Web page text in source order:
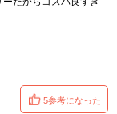
5参考になった